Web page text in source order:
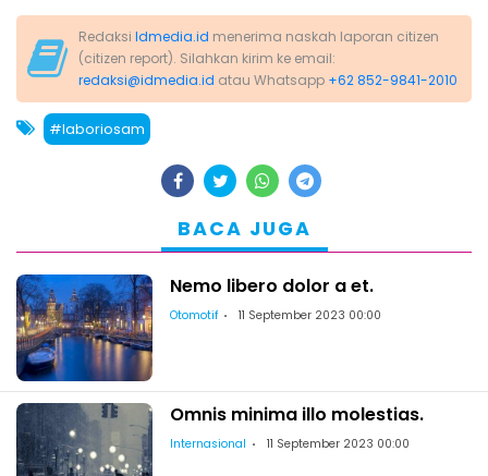
Redaksi Idmedia.id menerima naskah laporan citizen
(citizen report). Silahkan kirim ke email:
redaksi@idmedia.id atau Whatsapp +62 852-9841-2010
#laboriosam
BACA JUGA
Nemo libero dolor a et.
Otomotif 11 September 2023 00:00
Omnis minima illo molestias.
Internasional 11 September 2023 00:00